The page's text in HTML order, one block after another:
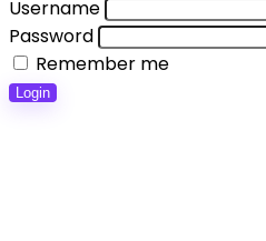
Username
Password
Remember me
Login